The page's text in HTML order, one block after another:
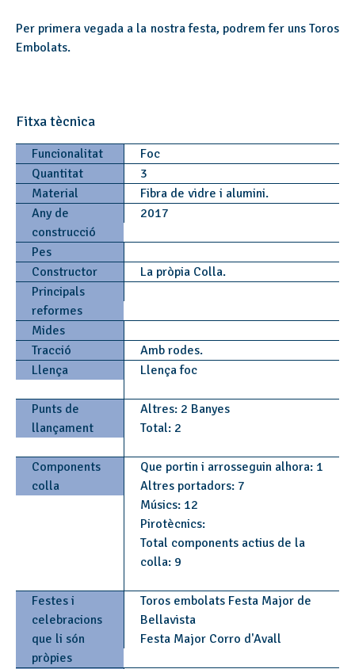
Per primera vegada a la nostra festa, podrem fer uns Toros
Embolats.
Fitxa tècnica
Funcionalitat
Foc
Quantitat
3
Material
Fibra de vidre i alumini.
Any de
construcció
2017
Pes
Constructor
La pròpia Colla.
Principals
reformes
Mides
Tracció
Amb rodes.
Llença
Llença foc
Punts de
llançament
Altres: 2 Banyes
Total: 2
Components
colla
Que portin i arrosseguin alhora: 1
Altres portadors: 7
Músics: 12
Pirotècnics:
Total components actius de la
colla: 9
Festes i
celebracions
que li són
pròpies
Toros embolats Festa Major de
Bellavista
Festa Major Corro d'Avall